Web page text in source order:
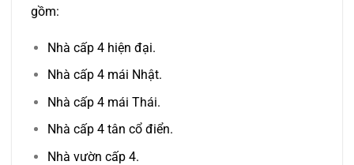
gồm:
Nhà cấp 4 hiện đại.
Nhà cấp 4 mái Nhật.
Nhà cấp 4 mái Thái.
Nhà cấp 4 tân cổ điển.
Nhà vườn cấp 4.